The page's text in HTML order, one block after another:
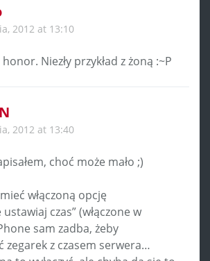
2012 at 13:10
Niezły przykład z żoną :~P
2012 at 13:40
choć może mało ;)
włączoną opcję
czas” (włączone w
sam zadba, żeby
zegarek z czasem serwera…